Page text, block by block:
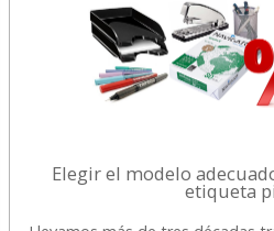
Elegir el modelo
etiqueta